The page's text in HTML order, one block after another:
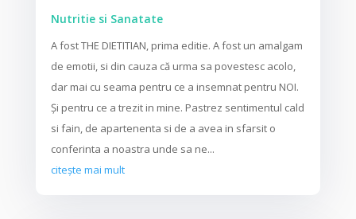
Nutritie si Sanatate
A fost THE DIETITIAN, prima editie. A fost un amalgam
de emotii, si din cauza că urma sa povestesc acolo,
dar mai cu seama pentru ce a insemnat pentru NOI.
Și pentru ce a trezit in mine. Pastrez sentimentul cald
si fain, de apartenenta si de a avea in sfarsit o
conferinta a noastra unde sa ne...
citește mai mult